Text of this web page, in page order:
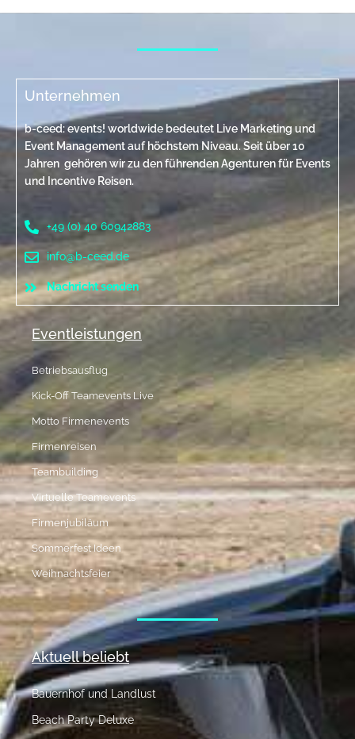
Unternehmen
b-ceed: events! worldwide bedeutet Live Marketing und
Event Management auf höchstem Niveau. Seit über 10
Jahren gehören wir zu den führenden Agenturen für Events
und Incentive Reisen.
+49 (0) 40 60942883
info@b-ceed.de
Nachricht senden
Eventleistungen
Betriebsausflug
Kick-Off Teamevents Live
Motto Firmenevents
Firmenreisen
Teambuilding
Virtuelle Teamevents
Firmenjubiläum
Sommerfest Ideen
Weihnachtsfeier
Aktuell beliebt
Bauernhof und Landlust
Beach Party Deluxe